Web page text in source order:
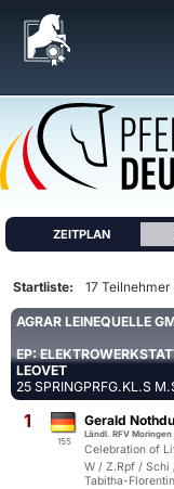
ZEITPLAN
Startliste: 17
AGRAR LEINEQUELLE
EP:
LEOVET
25 SPRINGPRFG.KL.S
1
155
Gerald
Ländl. RFV
Celebration of
W / Z.Rpf / Schi
Tabitha-